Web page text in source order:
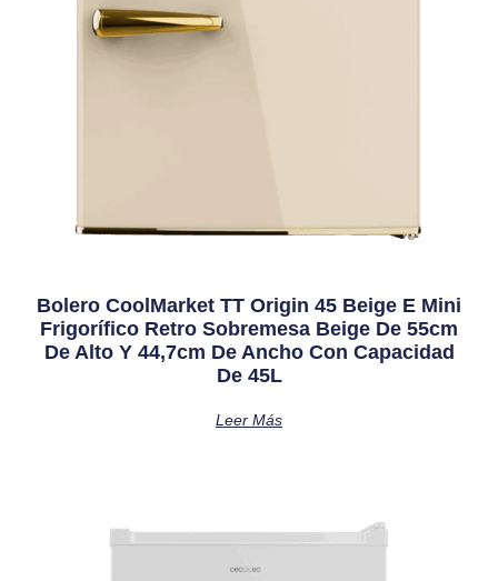
Bolero CoolMarket TT Origin 45 Beige E Mini
Frigorífico Retro Sobremesa Beige De 55cm
De Alto Y 44,7cm De Ancho Con Capacidad
De 45L
Leer Más